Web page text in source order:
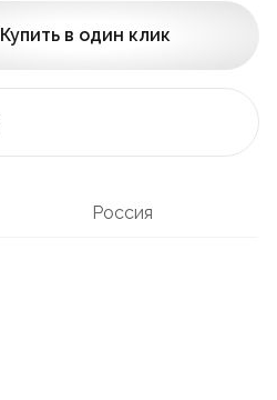
Купить в один клик
Россия